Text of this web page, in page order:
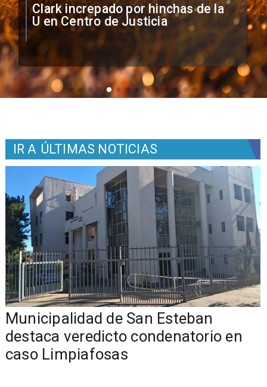
Vozinha firma contrato con Colo
Colo como nuevo arquero
IR A ÚLTIMAS NOTICIAS
Municipalidad de San Esteban
destaca veredicto condenatorio en
caso Limpiafosas